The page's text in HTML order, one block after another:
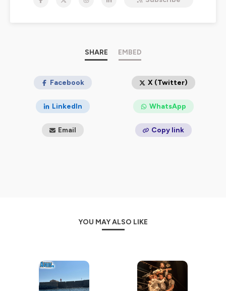
confidentialite
pour plus d'informations.
SHARE EMBED
Facebook X (Twitter)
LinkedIn WhatsApp
Email Copy link
YOU MAY ALSO LIKE